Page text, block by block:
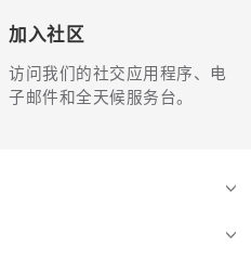
加入社区
访问我们的社交应用程序、电
子邮件和全天候服务台。